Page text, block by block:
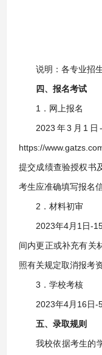
说明：各专业招
四、报名考试
1．网上报名
2023年3月1
https://
提交成绩查验授权书
考生应准确填写报名
2．材料初审
2023年4月1日-
间内更正或补充有关
照有关规定取消报考
3．学校考核
2023年4月16日-
五、录取规则
我校依据考生的